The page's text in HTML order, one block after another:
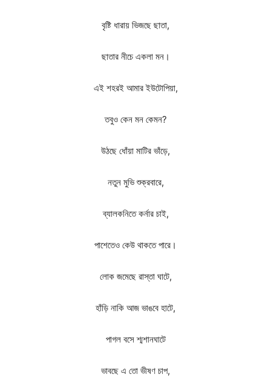
বৃষ্টি ধারায় ভিজছে ছাতা,
ছাতার নীচে একলা মন।
এই শহরই আমার ইউটোপিয়া,
তবুও কেন মন কেমন?
উঠছে ধোঁয়া মাটির ভাঁড়ে,
নতুন মুভি শুক্রবারে,
ব্যালকনিতে কর্নার চাই,
পাশেতেও কেউ থাকতে পারে।
লোক জমেছে রাস্তা ঘাটে,
হাঁড়ি নাকি আজ ভাঙবে হাটে,
পাগল বসে শ্মশানঘাটে
ভাবছে এ তো ভীষণ চাপ,